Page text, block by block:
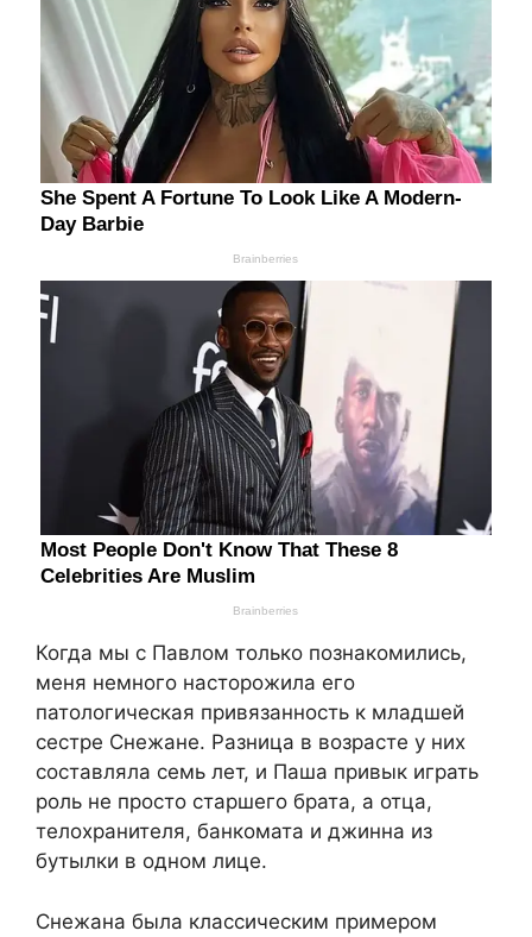
Когда мы с Павлом только познакомились,
меня немного насторожила его
патологическая привязанность к младшей
сестре Снежане. Разница в возрасте у них
составляла семь лет, и Паша привык играть
роль не просто старшего брата, а отца,
телохранителя, банкомата и джинна из
бутылки в одном лице.
Снежана была классическим примером